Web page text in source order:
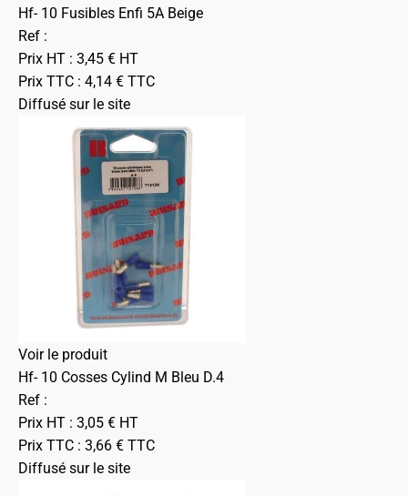
Hf- 10 Fusibles Enfi 5A Beige
Ref :
Prix HT : 3,45 € HT
Prix TTC : 4,14 € TTC
Diffusé sur le site
Voir le produit
Hf- 10 Cosses Cylind M Bleu D.4
Ref :
Prix HT : 3,05 € HT
Prix TTC : 3,66 € TTC
Diffusé sur le site